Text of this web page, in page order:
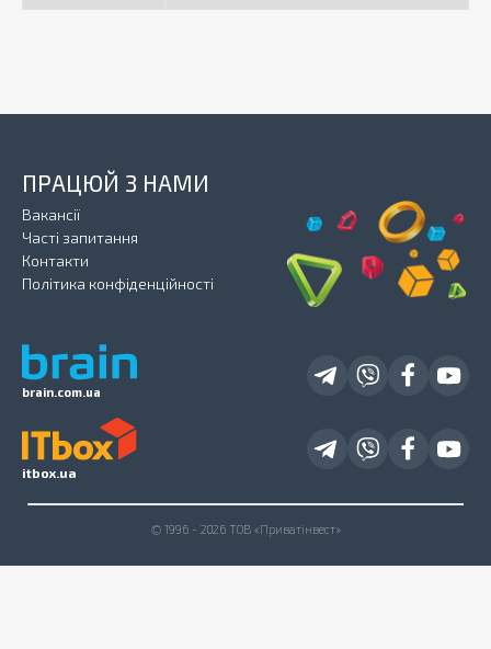
brain.com.ua
ПРАЦЮЙ З НАМИ
Вакансії
Часті запитання
Контакти
Політика конфіденційності
itbox.ua
© 1996 - 2026 ТОВ «Приватінвест»